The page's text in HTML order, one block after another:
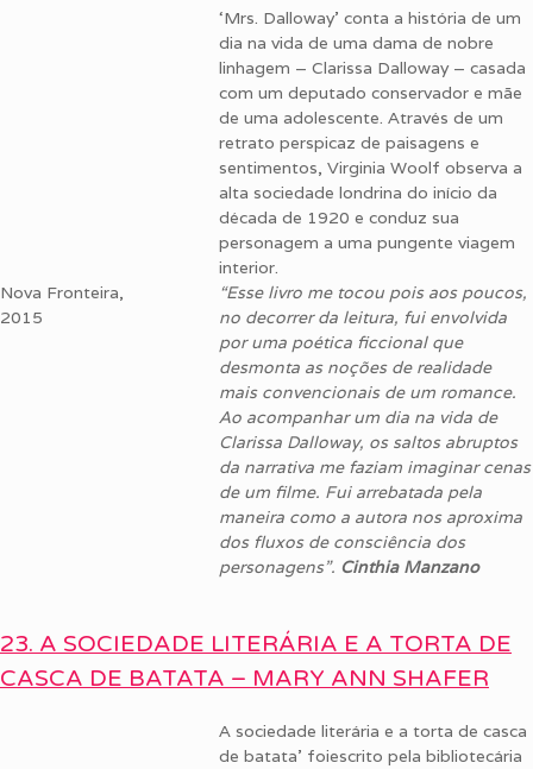
‘Mrs. Dalloway’ conta a história de um
dia na vida de uma dama de nobre
linhagem – Clarissa Dalloway – casada
com um deputado conservador e mãe
de uma adolescente. Através de um
retrato perspicaz de paisagens e
sentimentos, Virginia Woolf observa a
alta sociedade londrina do início da
década de 1920 e conduz sua
personagem a uma pungente viagem
interior.
Nova Fronteira,
2015
“Esse livro me tocou pois aos poucos,
no decorrer da leitura, fui envolvida
por uma poética ficcional que
desmonta as noções de realidade
mais convencionais de um romance.
Ao acompanhar um dia na vida de
Clarissa Dalloway, os saltos abruptos
da narrativa me faziam imaginar cenas
de um filme. Fui arrebatada pela
maneira como a autora nos aproxima
dos fluxos de consciência dos
personagens”. Cinthia Manzano
23. A SOCIEDADE LITERÁRIA E A TORTA DE
CASCA DE BATATA – MARY ANN SHAFER
A sociedade literária e a torta de casca
de batata’ foiescrito pela bibliotecária